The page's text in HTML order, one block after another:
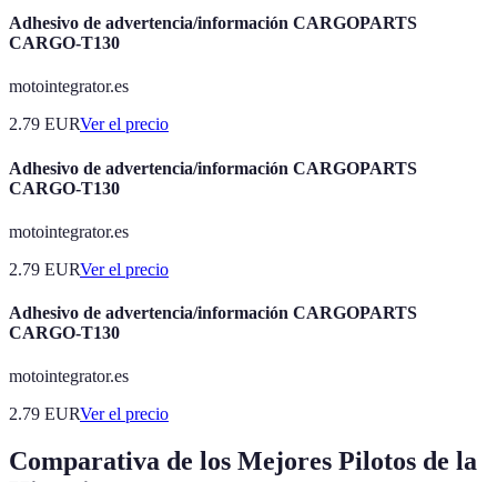
Adhesivo de advertencia/información CARGOPARTS
CARGO-T130
motointegrator.es
2.79 EURVer el precio
Adhesivo de advertencia/información CARGOPARTS
CARGO-T130
motointegrator.es
2.79 EURVer el precio
Adhesivo de advertencia/información CARGOPARTS
CARGO-T130
motointegrator.es
2.79 EURVer el precio
Comparativa de los Mejores Pilotos de la